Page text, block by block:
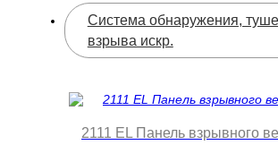
Система обнаружения,
взрыва искр.
2111 EL Панель взрывного